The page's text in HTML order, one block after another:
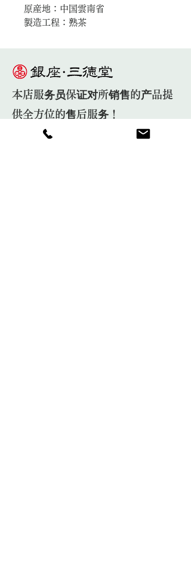
原産地：中国雲南省
製造工程：熟茶
本店服务员保证对所销售的产品提
供全方位的售后服务！
日本直送，国外发送OK！